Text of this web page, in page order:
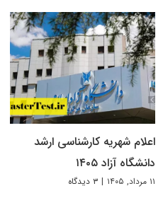
اعلام شهریه کارشناسی ارشد
دانشگاه آزاد ۱۴۰۵
۱۱ مرداد, ۱۴۰۵ | ۳ دیدگاه